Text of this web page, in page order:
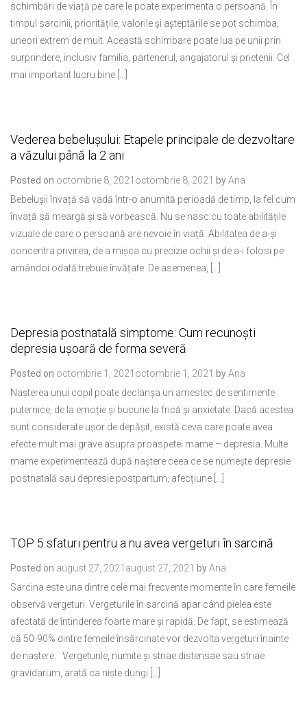
schimbări de viață pe care le poate experimenta o persoană. În
timpul sarcinii, prioritățile, valorile și așteptările se pot schimba,
uneori extrem de mult. Această schimbare poate lua pe unii prin
surprindere, inclusiv familia, partenerul, angajatorul și prietenii. Cel
mai important lucru bine […]
Vederea bebelușului: Etapele principale de dezvoltare
a văzului până la 2 ani
Posted on octombrie 8, 2021 octombrie 8, 2021 byAna
Bebelușii învață să vadă într-o anumită perioadă de timp, la fel cum
învață să meargă și să vorbească. Nu se nasc cu toate abilitățile
vizuale de care o persoană are nevoie în viață. Abilitatea de a-și
concentra privirea, de a mișca cu precizie ochii și de a-i folosi pe
amândoi odată trebuie învățate. De asemenea, […]
Depresia postnatală simptome: Cum recunoști
depresia ușoară de forma severă
Posted on octombrie 1, 2021 octombrie 1, 2021 byAna
Nașterea unui copil poate declanșa un amestec de sentimente
puternice, de la emoție și bucurie la frică și anxietate. Dacă acestea
sunt considerate ușor de depășit, există ceva care poate avea
efecte mult mai grave asupra proaspetei mame – depresia. Multe
mame experimentează după naștere ceea ce se numește depresie
postnatală sau depresie postpartum, afecțiune […]
TOP 5 sfaturi pentru a nu avea vergeturi în sarcină
Posted on august 27, 2021 august 27, 2021 byAna
Sarcina este una dintre cele mai frecvente momente în care femeile
observă vergeturi. Vergeturile în sarcină apar când pielea este
afectată de întinderea foarte mare și rapidă. De fapt, se estimează
că 50-90% dintre femeile însărcinate vor dezvolta vergeturi înainte
de naștere. Vergeturile, numite și striae distensae sau striae
gravidarum, arată ca niște dungi […]